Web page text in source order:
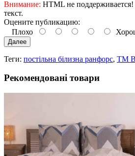
Внимание: HTML не
текст.
Оцените публикацию:
Плохо
Далее
Теги: постільна білизна ранфорс, ТМ
Рекомендовані товари